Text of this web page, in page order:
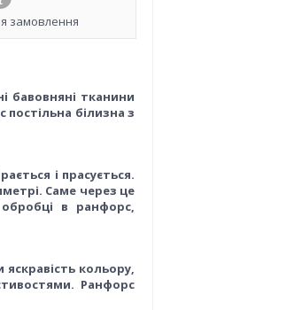
замовлення
бавовняні тканини
постільна білизна з
і прасується.
Саме через це
обробці в ранфорс,
кольору,
Ранфорс